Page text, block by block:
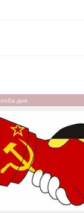
дня